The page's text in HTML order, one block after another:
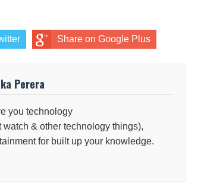
Share on Google Plus
Perera
you technology
& other technology things),
for built up your knowledge.